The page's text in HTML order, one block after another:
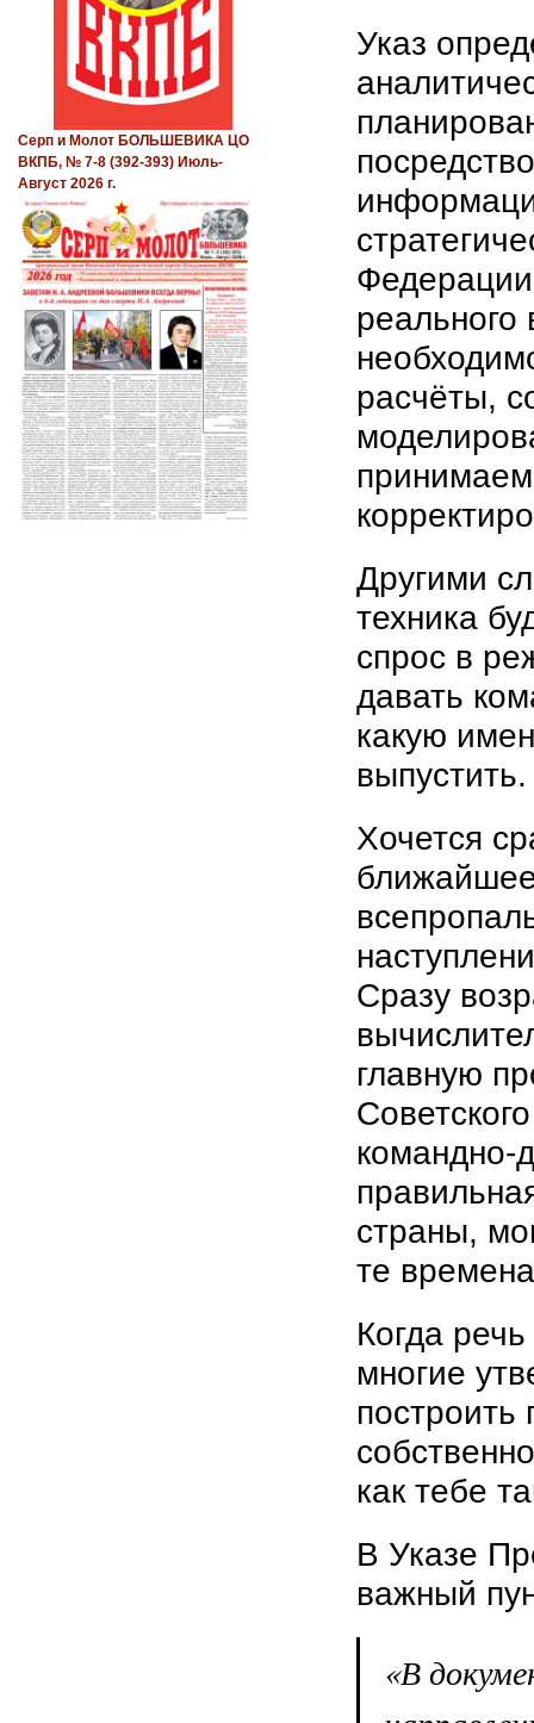
Указ
реального
расчёты,
Другими
техника
спрос в
давать
какую
выпустить.
Хочется
Сразу
главную
командно-
страны,
те
Когда
многие
построить
как тебе
В Указе
важный
«В
Серп и Молот БОЛЬШЕВИКА ЦО
ВКПБ, № 7-8 (392-393) Июль-
Август 2026 г.